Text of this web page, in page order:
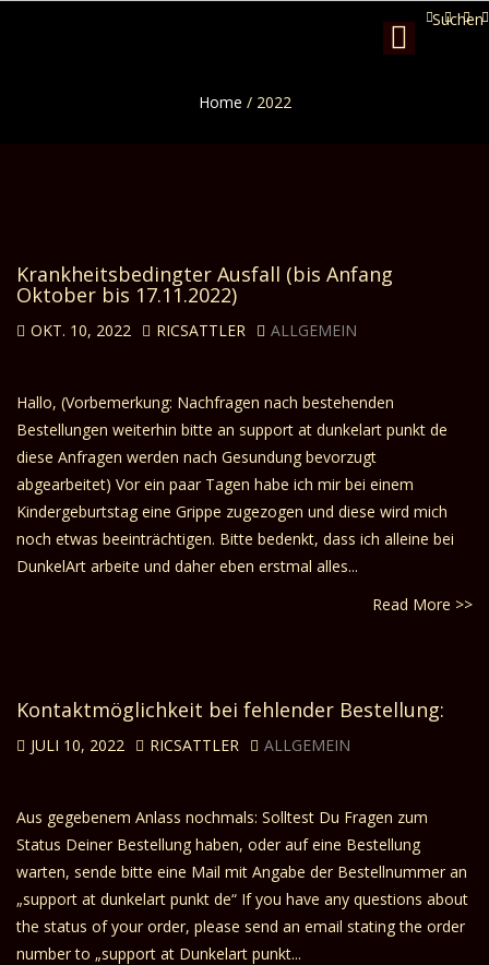
Suchen
Toggle
navigation
Home / 2022
Krankheitsbedingter Ausfall (bis Anfang
Oktober bis 17.11.2022)
OKT. 10, 2022 RICSATTLER ALLGEMEIN
Hallo, (Vorbemerkung: Nachfragen nach bestehenden
Bestellungen weiterhin bitte an support at dunkelart punkt de
diese Anfragen werden nach Gesundung bevorzugt
abgearbeitet) Vor ein paar Tagen habe ich mir bei einem
Kindergeburtstag eine Grippe zugezogen und diese wird mich
noch etwas beeinträchtigen. Bitte bedenkt, dass ich alleine bei
DunkelArt arbeite und daher eben erstmal alles...
Read More >>
Kontaktmöglichkeit bei fehlender Bestellung:
JULI 10, 2022 RICSATTLER ALLGEMEIN
Aus gegebenem Anlass nochmals: Solltest Du Fragen zum
Status Deiner Bestellung haben, oder auf eine Bestellung
warten, sende bitte eine Mail mit Angabe der Bestellnummer an
„support at dunkelart punkt de“ If you have any questions about
the status of your order, please send an email stating the order
number to „support at Dunkelart punkt...